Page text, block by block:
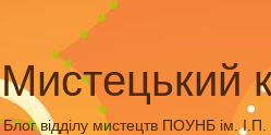
Мистецький
Блог відділу мистецтв ПОУНБ ім. І.П.